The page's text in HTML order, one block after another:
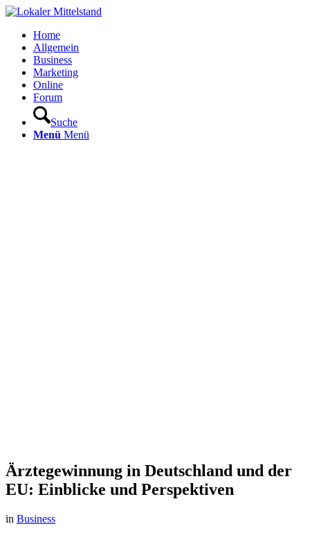
Home
Allgemein
Business
Marketing
Online
Forum
Suche
Menü Menü
Ärztegewinnung in Deutschland und der
EU: Einblicke und Perspektiven
in Business